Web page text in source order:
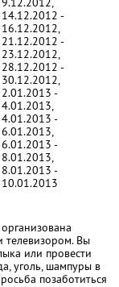
14.12.2012 -
16.12.2012,
21.12.2012 -
23.12.2012,
28.12.2012 -
30.12.2012,
2.01.2013 -
4.01.2013,
4.01.2013 -
6.01.2013,
6.01.2013 -
8.01.2013,
8.01.2013 -
10.01.2013
телевизором. Вы
или провести
уголь, шампуры в
позаботиться